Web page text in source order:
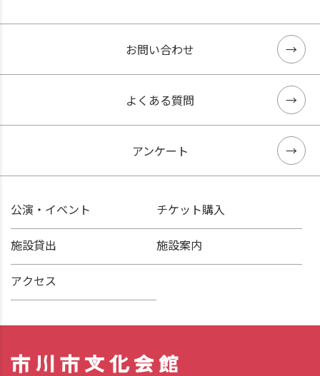
お問い合わせ
よくある質問
アンケート
公演・イベント チケット購入
施設貸出 施設案内
アクセス